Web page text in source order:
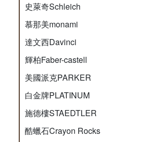
史萊奇Schleich
慕那美monami
達文西Davinci
輝柏Faber-castell
美國派克PARKER
白金牌PLATINUM
施德樓STAEDTLER
酷蠟石Crayon Rocks